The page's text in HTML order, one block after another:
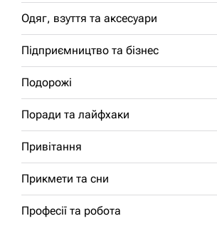
Одяг, взуття та аксесуари
Підприємництво та бізнес
Подорожі
Поради та лайфхаки
Привітання
Прикмети та сни
Професії та робота